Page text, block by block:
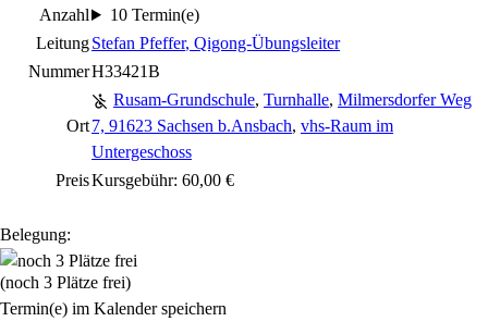
Anzahl
10 Termin(e)
LeitungStefan Pfeffer, Qigong-Übungsleiter
NummerH33421B
Ort
Rusam-Grundschule, Turnhalle, Milmersdorfer Weg
7, 91623 Sachsen b.Ansbach, vhs-Raum im
Untergeschoss
PreisKursgebühr: 60,00 €
Belegung:
(noch 3 Plätze frei)
Termin(e) im Kalender speichern